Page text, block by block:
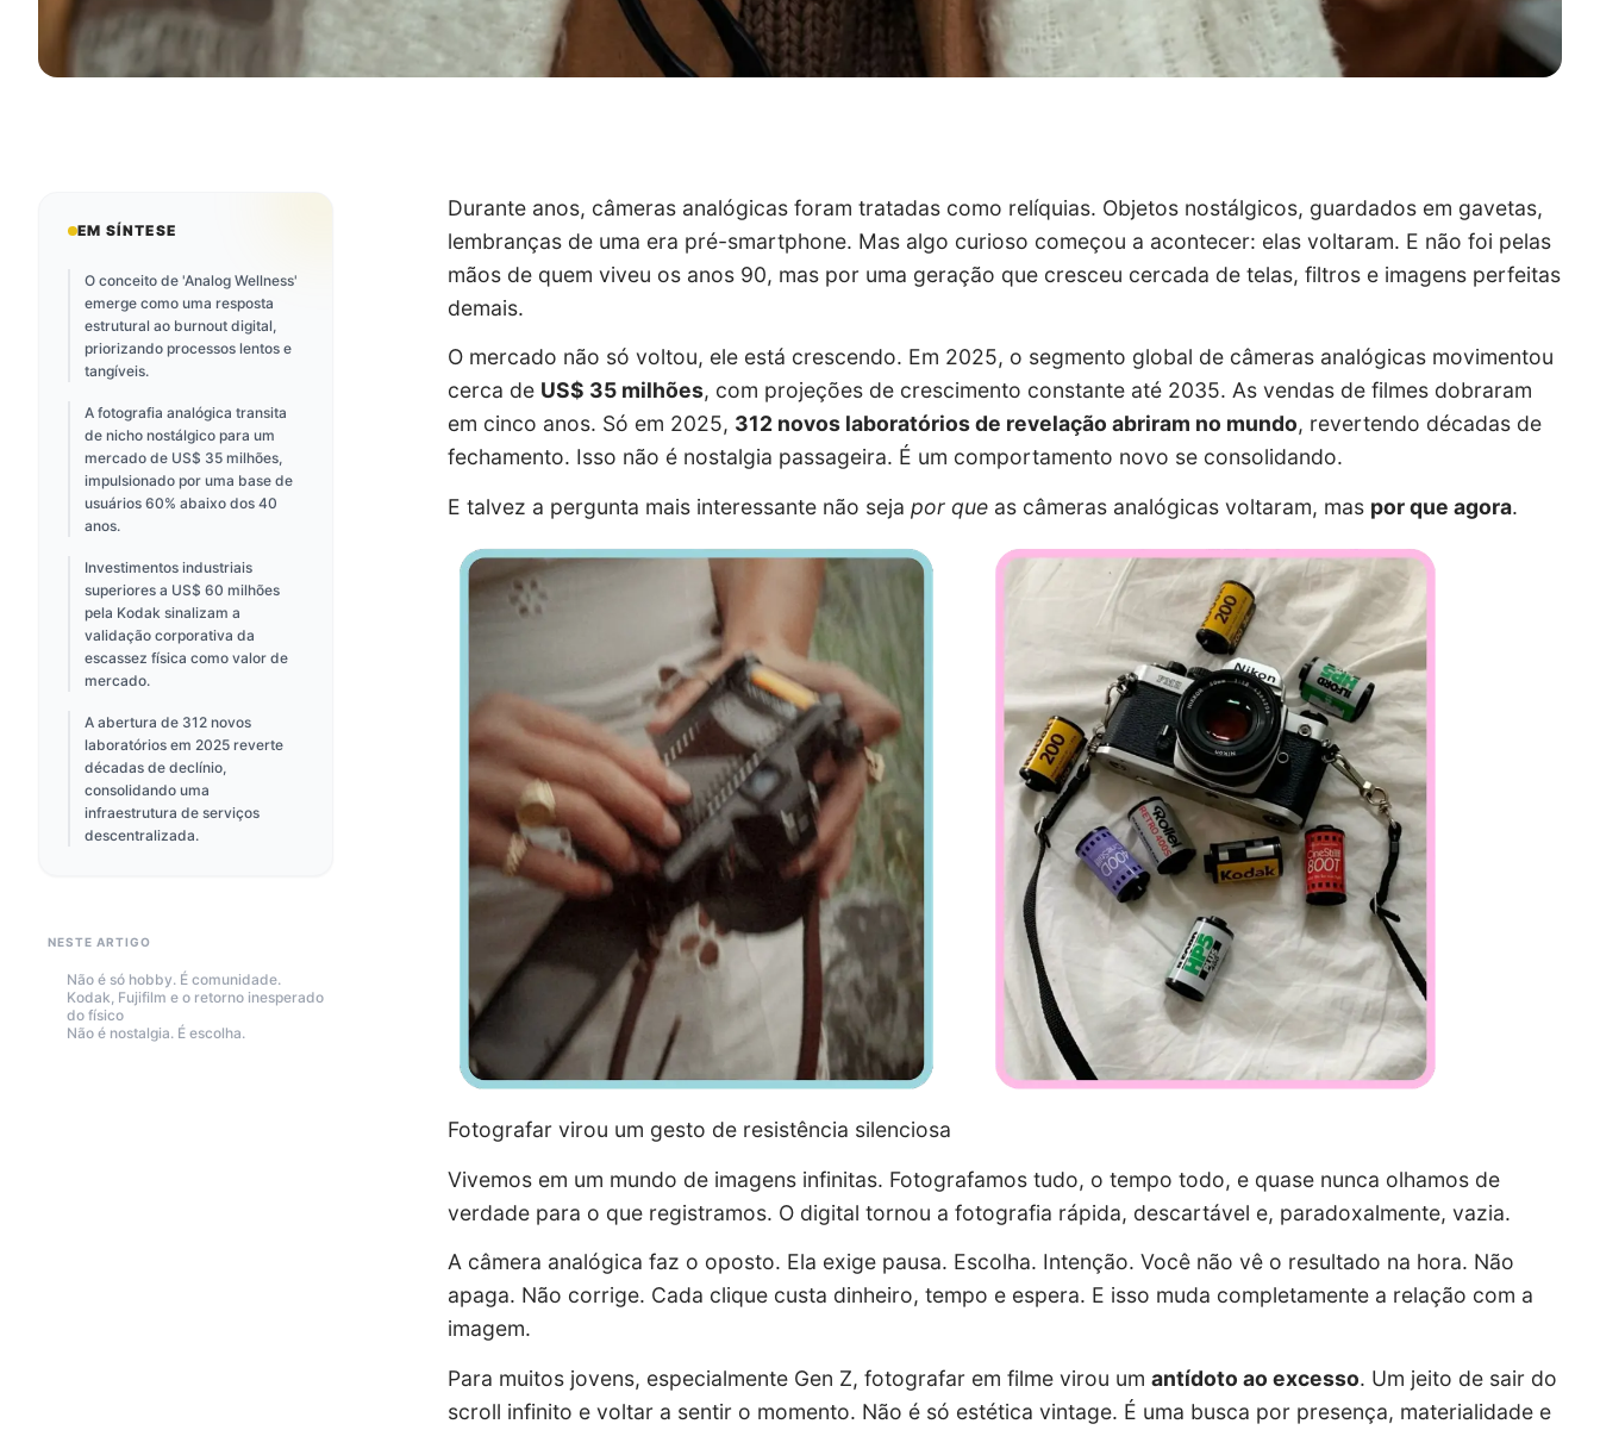
EM SÍNTESE
O conceito de 'Analog Wellness'
emerge como uma resposta
estrutural ao burnout digital,
priorizando processos lentos e
tangíveis.
A fotografia analógica transita
de nicho nostálgico para um
mercado de US$ 35 milhões,
impulsionado por uma base de
usuários 60% abaixo dos 40
anos.
Investimentos industriais
superiores a US$ 60 milhões
pela Kodak sinalizam a
validação corporativa da
escassez física como valor de
mercado.
A abertura de 312 novos
laboratórios em 2025 reverte
décadas de declínio,
consolidando uma
infraestrutura de serviços
descentralizada.
NESTE ARTIGO
Não é só hobby. É comunidade.
Kodak, Fujifilm e o retorno inesperado
do físico
Não é nostalgia. É escolha.
Durante anos, câmeras analógicas foram tratadas como relíquias. Objetos nostálgicos, guardados em gavetas,
lembranças de uma era pré-smartphone. Mas algo curioso começou a acontecer: elas voltaram. E não foi pelas
mãos de quem viveu os anos 90, mas por uma geração que cresceu cercada de telas, filtros e imagens perfeitas
demais.
O mercado não só voltou, ele está crescendo. Em 2025, o segmento global de câmeras analógicas movimentou
cerca de US$ 35 milhões, com projeções de crescimento constante até 2035. As vendas de filmes dobraram
em cinco anos. Só em 2025, 312 novos laboratórios de revelação abriram no mundo, revertendo décadas de
fechamento. Isso não é nostalgia passageira. É um comportamento novo se consolidando.
E talvez a pergunta mais interessante não seja por queas câmeras analógicas voltaram, mas por que agora.
Fotografar virou um gesto de resistência silenciosa
Vivemos em um mundo de imagens infinitas. Fotografamos tudo, o tempo todo, e quase nunca olhamos de
verdade para o que registramos. O digital tornou a fotografia rápida, descartável e, paradoxalmente, vazia.
A câmera analógica faz o oposto. Ela exige pausa. Escolha. Intenção. Você não vê o resultado na hora. Não
apaga. Não corrige. Cada clique custa dinheiro, tempo e espera. E isso muda completamente a relação com a
imagem.
Para muitos jovens, especialmente Gen Z, fotografar em filme virou um antídoto ao excesso. Um jeito de sair do
scroll infinito e voltar a sentir o momento. Não é só estética vintage. É uma busca por presença, materialidade e